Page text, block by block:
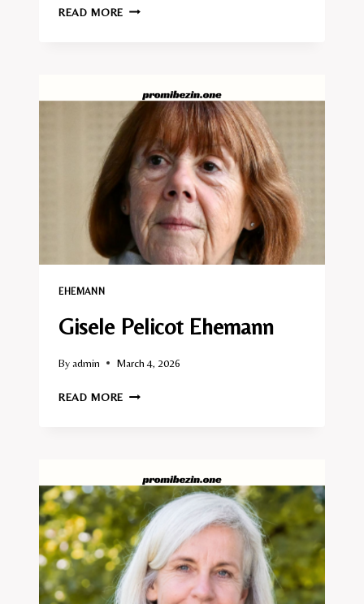
READ MORE MONA
EHEMANN​
Gisele Pelicot Ehemann
Byadmin March 4, 2026
READ MORE GISELE